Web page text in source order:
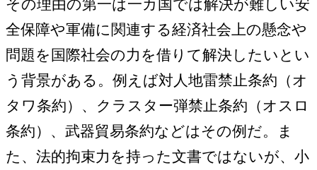
その理由の第一は一カ国では解決が難しい安
全保障や軍備に関連する経済社会上の懸念や
問題を国際社会の力を借りて解決したいとい
う背景がある。例えば対人地雷禁止条約（オ
タワ条約）、クラスター弾禁止条約（オスロ
条約）、武器貿易条約などはその例だ。ま
た、法的拘束力を持った文書ではないが、小